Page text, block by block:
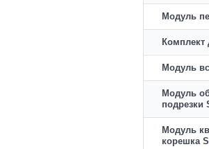
Модуль
Комплект
Модуль
Модуль
подрезки
Модуль
корешка